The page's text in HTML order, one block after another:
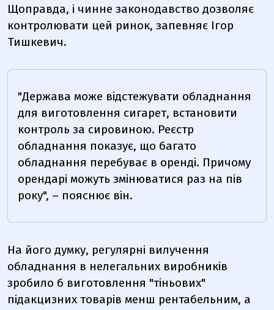
Щоправда, і чинне законодавство дозволяє
контролювати цей ринок, запевняє Ігор
Тишкевич.
"Держава може відстежувати обладнання
для виготовлення сигарет, встановити
контроль за сировиною. Реєстр
обладнання показує, що багато
обладнання перебуває в оренді. Причому
орендарі можуть змінюватися раз на пів
року", – пояснює він.
На його думку, регулярні вилучення
обладнання в нелегальних виробників
зробило б виготовлення "тіньових"
підакцизних товарів менш рентабельним, а